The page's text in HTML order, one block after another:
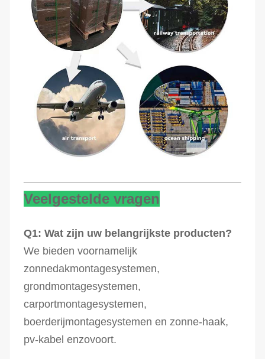
Veelgestelde vragen
Q1: Wat zijn uw belangrijkste producten?
We bieden voornamelijk
zonnedakmontagesystemen,
grondmontagesystemen,
carportmontagesystemen,
boerderijmontagesystemen en zonne-haak,
pv-kabel enzovoort.